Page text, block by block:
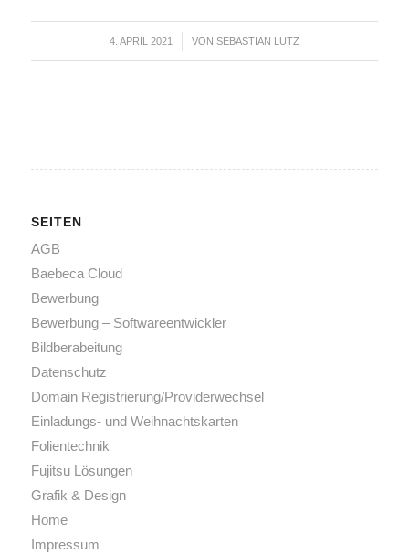
4. APRIL 2021
/ VON SEBASTIAN LUTZ
SEITEN
AGB
Baebeca Cloud
Bewerbung
Bewerbung – Softwareentwickler
Bildberabeitung
Datenschutz
Domain Registrierung/Providerwechsel
Einladungs- und Weihnachtskarten
Folientechnik
Fujitsu Lösungen
Grafik & Design
Home
Impressum